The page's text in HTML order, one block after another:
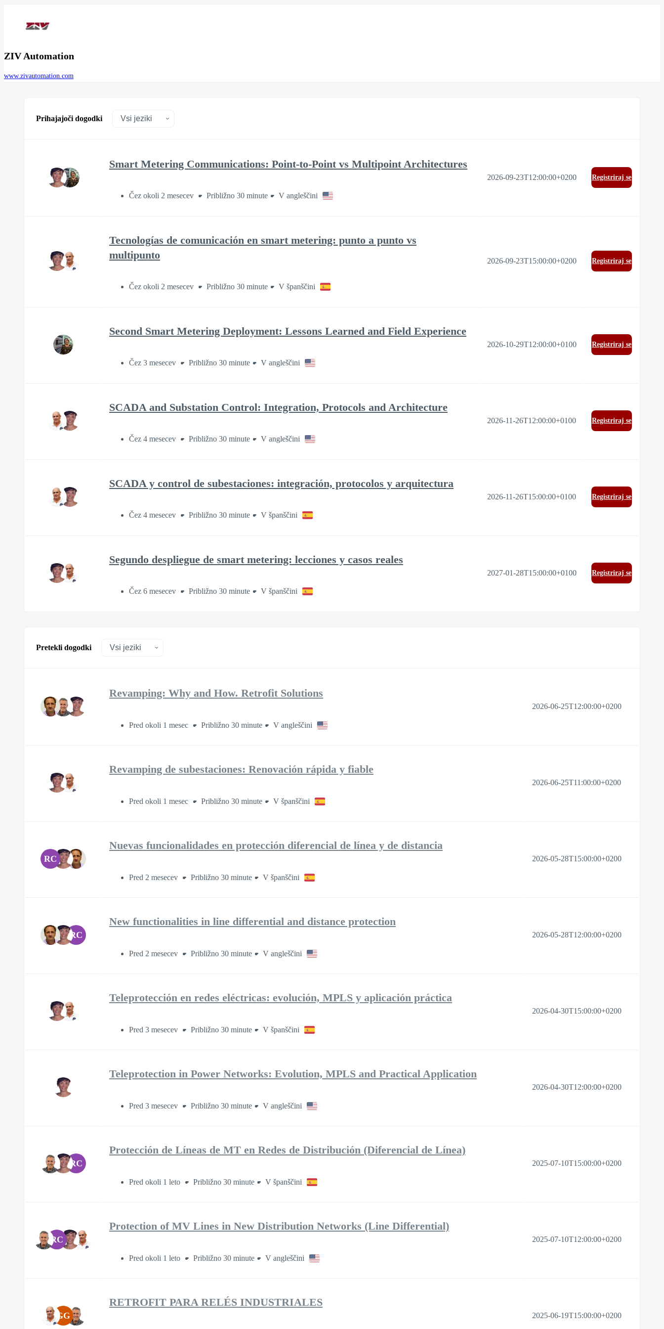
ZIV Automation
www.zivautomation.com
Prihajajoči dogodki
Smart Metering Communications: Point-to-Point vs Multipoint Architectures
Čez okoli 2 mesecev Približno 30 minute V angleščini
2026-09-23T12:00:00+0200 Registriraj se
Tecnologías de comunicación en smart metering: punto a punto vs
multipunto
Čez okoli 2 mesecev Približno 30 minute V španščini
2026-09-23T15:00:00+0200 Registriraj se
Second Smart Metering Deployment: Lessons Learned and Field Experience
Čez 3 mesecev Približno 30 minute V angleščini
2026-10-29T12:00:00+0100 Registriraj se
SCADA and Substation Control: Integration, Protocols and Architecture
Čez 4 mesecev Približno 30 minute V angleščini
2026-11-26T12:00:00+0100 Registriraj se
SCADA y control de subestaciones: integración, protocolos y arquitectura
Čez 4 mesecev Približno 30 minute V španščini
2026-11-26T15:00:00+0100 Registriraj se
Segundo despliegue de smart metering: lecciones y casos reales
Čez 6 mesecev Približno 30 minute V španščini
2027-01-28T15:00:00+0100 Registriraj se
Pretekli dogodki
Revamping: Why and How. Retrofit Solutions
Pred okoli 1 mesec Približno 30 minute V angleščini
2026-06-25T12:00:00+0200
Revamping de subestaciones: Renovación rápida y fiable
Pred okoli 1 mesec Približno 30 minute V španščini
2026-06-25T11:00:00+0200
RC
Nuevas funcionalidades en protección diferencial de línea y de distancia
Pred 2 mesecev Približno 30 minute V španščini
2026-05-28T15:00:00+0200
RC
New functionalities in line differential and distance protection
Pred 2 mesecev Približno 30 minute V angleščini
2026-05-28T12:00:00+0200
Teleprotección en redes eléctricas: evolución, MPLS y aplicación práctica
Pred 3 mesecev Približno 30 minute V španščini
2026-04-30T15:00:00+0200
Teleprotection in Power Networks: Evolution, MPLS and Practical Application
Pred 3 mesecev Približno 30 minute V angleščini
2026-04-30T12:00:00+0200
RC
Protección de Líneas de MT en Redes de Distribución (Diferencial de Línea)
Pred okoli 1 leto Približno 30 minute V španščini
2025-07-10T15:00:00+0200
RC
Protection of MV Lines in New Distribution Networks (Line Differential)
Pred okoli 1 leto Približno 30 minute V angleščini
2025-07-10T12:00:00+0200
GG
RETROFIT PARA RELÉS INDUSTRIALES
2025-06-19T15:00:00+0200